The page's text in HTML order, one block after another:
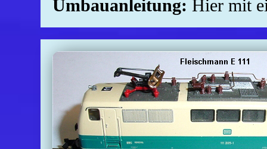
Umbauanleitung: Hier mit